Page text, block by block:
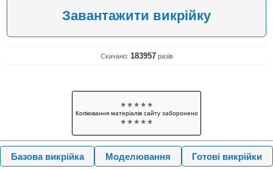
Завантажити викрійку
Скачано: 183957разів
✯ ✯ ✯ ✯ ✯
Копіювання матеріалів сайту заборонено
✯ ✯ ✯ ✯ ✯
Базова викрійка Моделювання Готові викрійки